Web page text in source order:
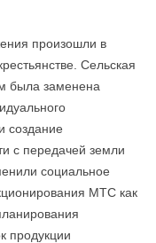
произошли в
Сельская
была заменена
создание
с передачей земли
социальное
МТС как
продукции